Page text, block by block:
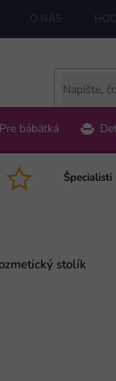
O NÁS
Pre bábätká
stolík